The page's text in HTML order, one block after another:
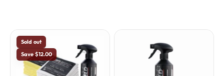
Sold out
Save $12.00